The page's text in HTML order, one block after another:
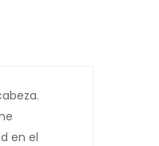
en el